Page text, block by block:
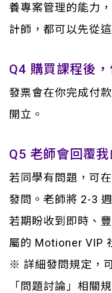
養專案管理的能力
計師，都可以先從
Q4 購買課程後
發票會在你完成付
開立。
Q5 老師會回覆我
若同學有問題，可
發問。老師將 2-3
若期盼收到即時、
屬的 Motioner VIP
※ 詳細發問規定，
「問題討論」相關